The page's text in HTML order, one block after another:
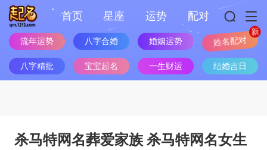
首页 星座 运势 配对
流年运势 八字合婚 婚姻运势 姓名配对
八字精批 宝宝起名 一生财运 结婚吉日
杀马特网名葬爱家族 杀马特网名女生